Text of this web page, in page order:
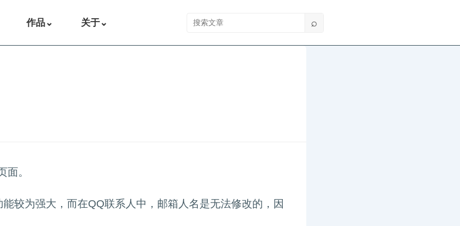
作品⌄ 关于⌄ 搜索文章 ⌕
。
较为强大，而在QQ联系人中，邮箱人名是无法修改的，因